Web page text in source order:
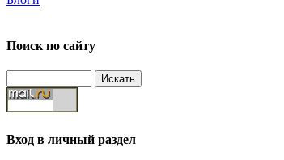
Поиск по сайту
Вход в личный раздел